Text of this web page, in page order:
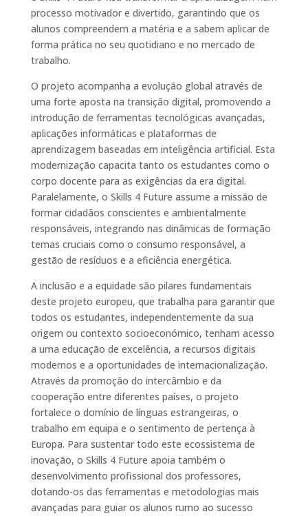
processo motivador e divertido, garantindo que os
alunos compreendem a matéria e a sabem aplicar de
forma prática no seu quotidiano e no mercado de
trabalho.
O projeto acompanha a evolução global através de
uma forte aposta na transição digital, promovendo a
introdução de ferramentas tecnológicas avançadas,
aplicações informáticas e plataformas de
aprendizagem baseadas em inteligência artificial. Esta
modernização capacita tanto os estudantes como o
corpo docente para as exigências da era digital.
Paralelamente, o Skills 4 Future assume a missão de
formar cidadãos conscientes e ambientalmente
responsáveis, integrando nas dinâmicas de formação
temas cruciais como o consumo responsável, a
gestão de resíduos e a eficiência energética.
A inclusão e a equidade são pilares fundamentais
deste projeto europeu, que trabalha para garantir que
todos os estudantes, independentemente da sua
origem ou contexto socioeconómico, tenham acesso
a uma educação de excelência, a recursos digitais
modernos e a oportunidades de internacionalização.
Através da promoção do intercâmbio e da
cooperação entre diferentes países, o projeto
fortalece o domínio de línguas estrangeiras, o
trabalho em equipa e o sentimento de pertença à
Europa. Para sustentar todo este ecossistema de
inovação, o Skills 4 Future apoia também o
desenvolvimento profissional dos professores,
dotando-os das ferramentas e metodologias mais
avançadas para guiar os alunos rumo ao sucesso